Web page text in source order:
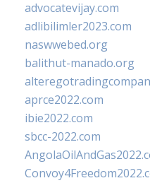
advocatevijay.com
adlibilimler2023.com
naswwebed.org
balithut-manado.org
aprce2022.com
ibie2022.com
sbcc-2022.com